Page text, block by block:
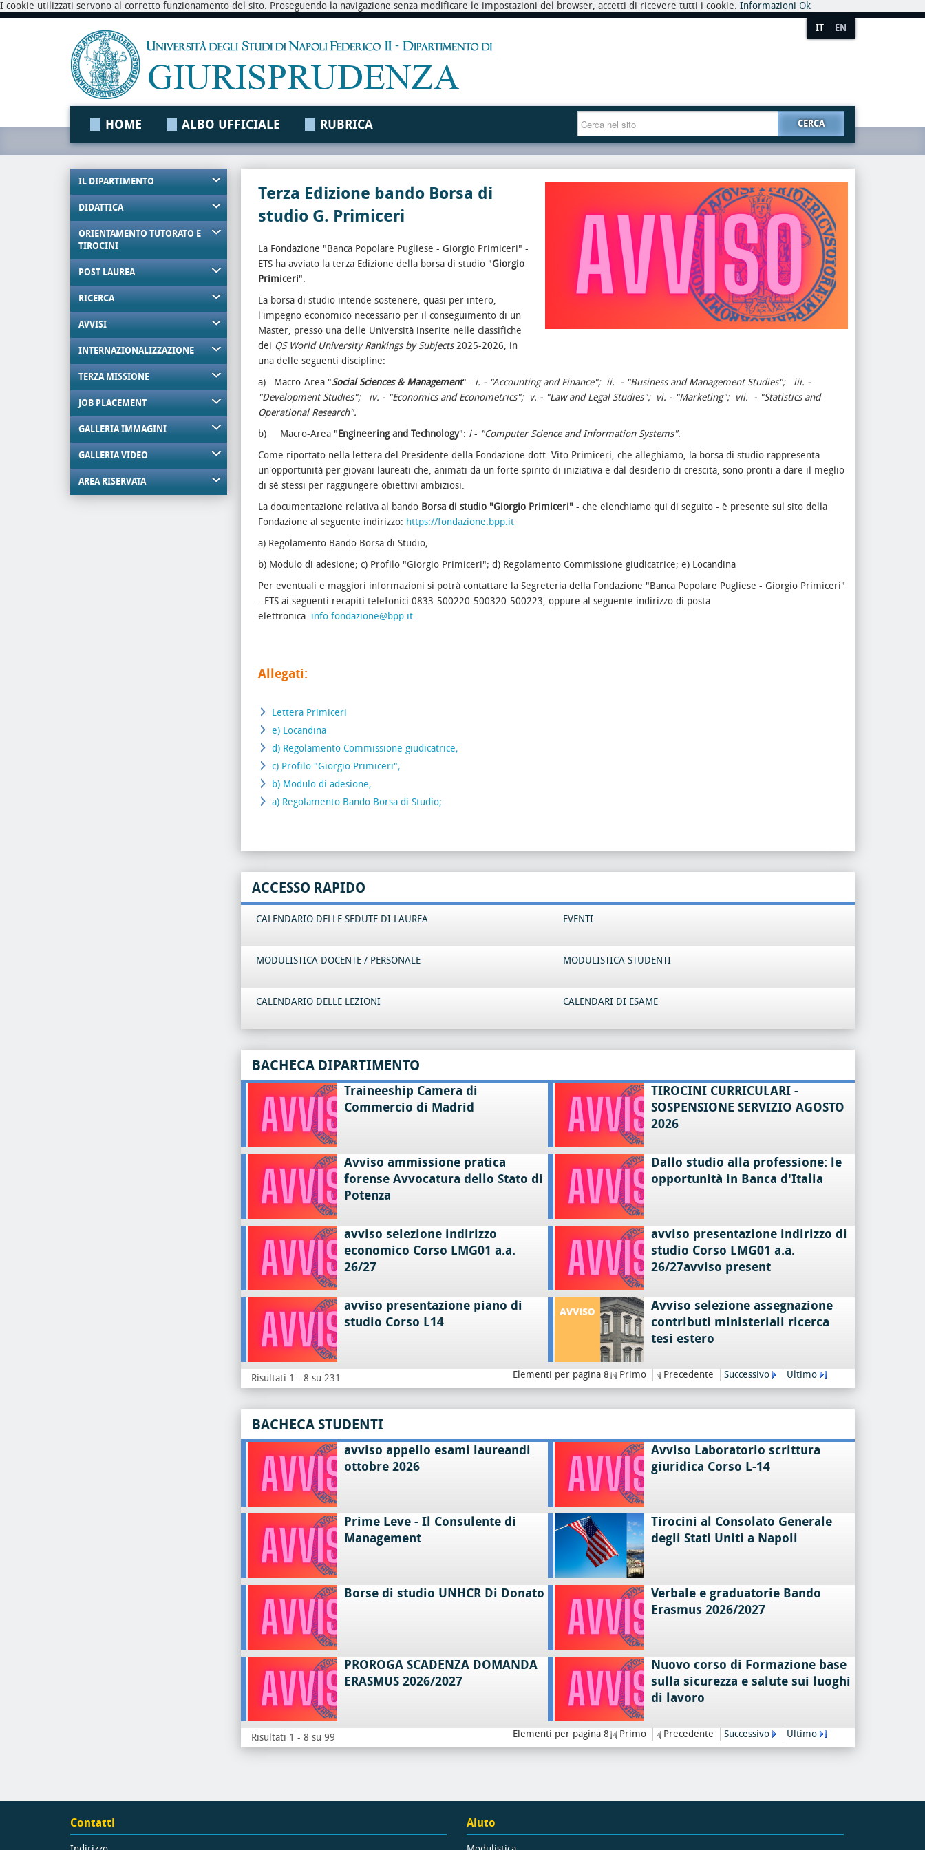
I cookie utilizzati servono al corretto funzionamento del sito. Proseguendo la navigazione senza modificare le impostazioni del browser, accetti di ricevere tutti i cookie. Informazioni Ok
IT EN
HOME ALBO UFFICIALE RUBRICA CERCA
IL DIPARTIMENTO
DIDATTICA
ORIENTAMENTO TUTORATO E
TIROCINI
POST LAUREA
RICERCA
AVVISI
INTERNAZIONALIZZAZIONE
TERZA MISSIONE
JOB PLACEMENT
GALLERIA IMMAGINI
GALLERIA VIDEO
AREA RISERVATA
Terza Edizione bando Borsa di
studio G. Primiceri
La Fondazione "Banca Popolare Pugliese - Giorgio Primiceri" -
ETS ha avviato la terza Edizione della borsa di studio "Giorgio
Primiceri".
La borsa di studio intende sostenere, quasi per intero,
l'impegno economico necessario per il conseguimento di un
Master, presso una delle Università inserite nelle classifiche
dei QS World University Rankings by Subjects2025-2026, in
una delle seguenti discipline:
a) Macro-Area "Social Sciences & Management": i. - "Accounting and Finance"; ii. - "Business and Management Studies";
iii. -
"Development Studies";
iv. - "Economics and Econometrics"; v. - "Law and Legal Studies"; vi. - "Marketing"; vii. - "Statistics and
Operational Research".
b) Macro-Area "Engineering and Technology": i- "Computer Science and Information Systems".
Come riportato nella lettera del Presidente della Fondazione dott. Vito Primiceri, che alleghiamo, la borsa di studio rappresenta
un'opportunità per giovani laureati che, animati da un forte spirito di iniziativa e dal desiderio di crescita, sono pronti a dare il meglio
di sé stessi per raggiungere obiettivi ambiziosi.
La documentazione relativa al bando Borsa di studio "Giorgio Primiceri" - che elenchiamo qui di seguito - è presente sul sito della
Fondazione al seguente indirizzo: https://fondazione.bpp.it
a) Regolamento Bando Borsa di Studio;
b) Modulo di adesione; c) Profilo "Giorgio Primiceri"; d) Regolamento Commissione giudicatrice; e) Locandina
Per eventuali e maggiori informazioni si potrà contattare la Segreteria della Fondazione "Banca Popolare Pugliese - Giorgio Primiceri"
- ETS ai seguenti recapiti telefonici 0833-500220-500320-500223, oppure al seguente indirizzo di posta
elettronica: info.fondazione@bpp.it.
Allegati:
Lettera Primiceri
e) Locandina
d) Regolamento Commissione giudicatrice;
c) Profilo "Giorgio Primiceri";
b) Modulo di adesione;
a) Regolamento Bando Borsa di Studio;
ACCESSO RAPIDO
CALENDARIO DELLE SEDUTE DI LAUREA EVENTI
MODULISTICA DOCENTE / PERSONALE MODULISTICA STUDENTI
CALENDARIO DELLE LEZIONI CALENDARI DI ESAME
BACHECA DIPARTIMENTO
Traineeship Camera di
Commercio di Madrid
TIROCINI CURRICULARI -
SOSPENSIONE SERVIZIO AGOSTO
2026
Avviso ammissione pratica
forense Avvocatura dello Stato di
Potenza
Dallo studio alla professione: le
opportunità in Banca d'Italia
avviso selezione indirizzo
economico Corso LMG01 a.a.
26/27
avviso presentazione indirizzo di
studio Corso LMG01 a.a.
26/27avviso present
avviso presentazione piano di
studio Corso L14
Avviso selezione assegnazione
contributi ministeriali ricerca
tesi estero
Risultati 1 - 8 su 231 Elementi per pagina 8 Primo Precedente Successivo Ultimo
BACHECA STUDENTI
avviso appello esami laureandi
ottobre 2026
Avviso Laboratorio scrittura
giuridica Corso L-14
Prime Leve - Il Consulente di
Management
Tirocini al Consolato Generale
degli Stati Uniti a Napoli
Borse di studio UNHCR Di Donato
Verbale e graduatorie Bando
Erasmus 2026/2027
PROROGA SCADENZA DOMANDA
ERASMUS 2026/2027
Nuovo corso di Formazione base
sulla sicurezza e salute sui luoghi
di lavoro
Risultati 1 - 8 su 99 Elementi per pagina 8 Primo Precedente Successivo Ultimo
Contatti Aiuto